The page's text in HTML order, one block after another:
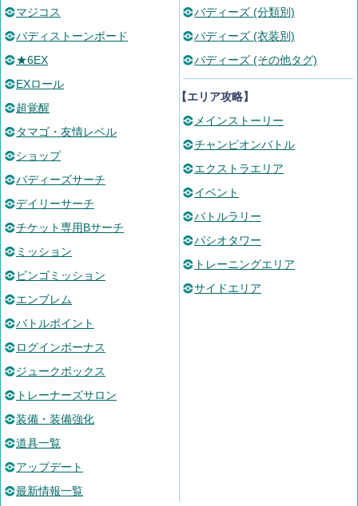
マジコス
バディストーンボード
★6EX
EXロール
超覚醒
タマゴ・友情レベル
ショップ
バディーズサーチ
デイリーサーチ
チケット専用Bサーチ
ミッション
ビンゴミッション
エンブレム
バトルポイント
ログインボーナス
ジュークボックス
トレーナーズサロン
装備・装備強化
道具一覧
アップデート
最新情報一覧
バディーズ (分類別)
バディーズ (衣装別)
バディーズ (その他タグ)
【エリア攻略】
メインストーリー
チャンピオンバトル
エクストラエリア
イベント
バトルラリー
パシオタワー
トレーニングエリア
サイドエリア